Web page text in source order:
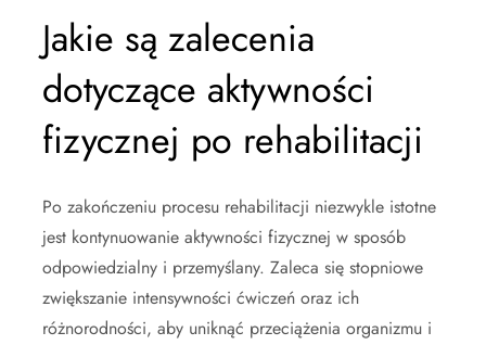
Jakie są zalecenia
dotyczące aktywności
fizycznej po rehabilitacji
Po zakończeniu procesu rehabilitacji niezwykle istotne
jest kontynuowanie aktywności fizycznej w sposób
odpowiedzialny i przemyślany. Zaleca się stopniowe
zwiększanie intensywności ćwiczeń oraz ich
różnorodności, aby uniknąć przeciążenia organizmu i